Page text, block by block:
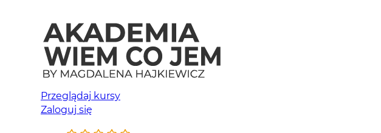
Przeglądaj kursy
Zaloguj się